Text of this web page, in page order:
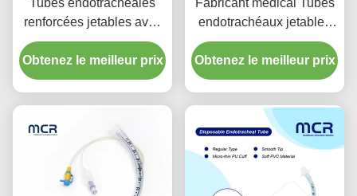
Tubes endotrachéales
renforcées jetables avec
port d'aspiration pour la
prévention de la VAP
Obtenez le meilleur prix
Fabricant médical Tubes
endotrachéaux jetables
renforcés sans DEHP
Obtenez le meilleur prix